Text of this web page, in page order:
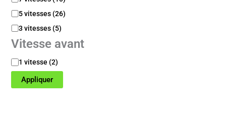
y
n
s
s
s
e
a
r
i
r
5 vitesses (26)
3 vitesses (5)
Vitesse avant
V
i
e
1 vitesse (2)
Appliquer